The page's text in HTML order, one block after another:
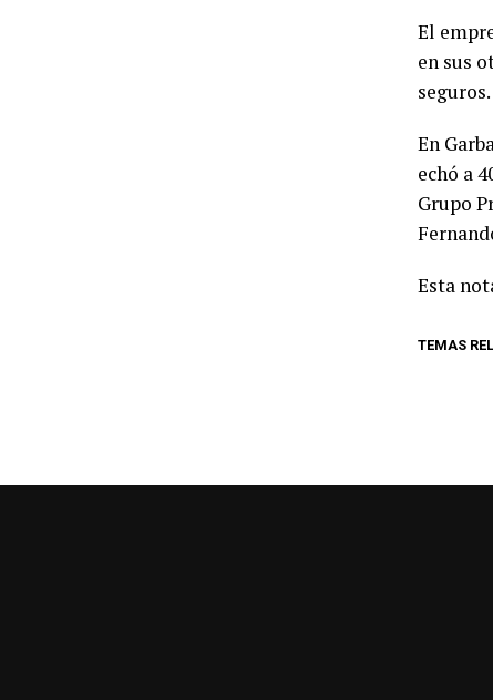
El
en sus
seguros.
En
echó a
Grupo
Esta
TEMAS